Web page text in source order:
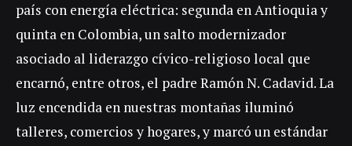
país con energía eléctrica: segunda en Antioquia y
quinta en Colombia, un salto modernizador
asociado al liderazgo cívico-religioso local que
encarnó, entre otros, el padre Ramón N. Cadavid. La
luz encendida en nuestras montañas iluminó
talleres, comercios y hogares, y marcó un estándar